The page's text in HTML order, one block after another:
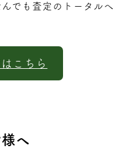
でも査定のトータルへ
こちら
へ